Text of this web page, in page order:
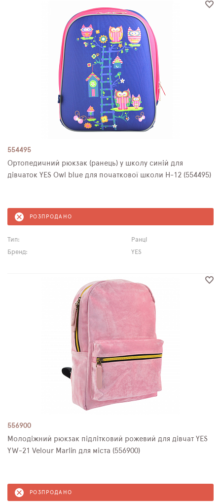
SCHOOL STANDARD
554495
Ортопедичний рюкзак (ранець) у школу синій для
дівчаток YES Owl blue для початкової школи H-12 (554495)
РОЗПРОДАНО
Тип:
Ранці
Бренд:
YES
556900
Молодіжний рюкзак підлітковий рожевий для дівчат YES
YW-21 Velour Marlin для міста (556900)
РОЗПРОДАНО